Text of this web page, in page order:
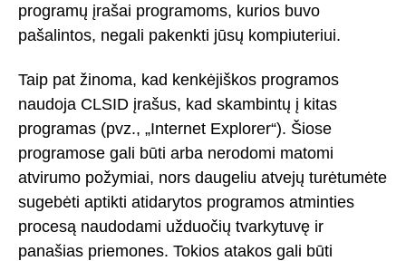
programų įrašai programoms, kurios buvo
pašalintos, negali pakenkti jūsų kompiuteriui.
Taip pat žinoma, kad kenkėjiškos programos
naudoja CLSID įrašus, kad skambintų į kitas
programas (pvz., „Internet Explorer“). Šiose
programose gali būti arba nerodomi matomi
atvirumo požymiai, nors daugeliu atvejų turėtumėte
sugebėti aptikti atidarytos programos atminties
procesą naudodami užduočių tvarkytuvę ir
panašias priemones. Tokios atakos gali būti